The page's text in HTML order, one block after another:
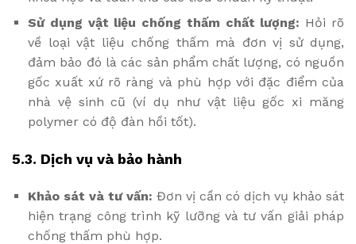
Sử dụng vật liệu chống thấm chất lượng: Hỏi rõ
về loại vật liệu chống thấm mà đơn vị sử dụng,
đảm bảo đó là các sản phẩm chất lượng, có nguồn
gốc xuất xứ rõ ràng và phù hợp với đặc điểm của
nhà vệ sinh cũ (ví dụ như vật liệu gốc xi măng
polymer có độ đàn hồi tốt).
5.3. Dịch vụ và bảo hành
Khảo sát và tư vấn: Đơn vị cần có dịch vụ khảo sát
hiện trạng công trình kỹ lưỡng và tư vấn giải pháp
chống thấm phù hợp.